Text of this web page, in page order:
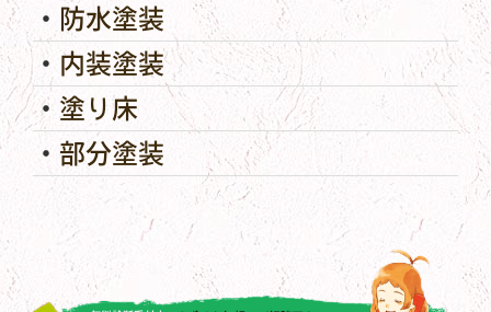
防水塗装
内装塗装
塗り床
部分塗装